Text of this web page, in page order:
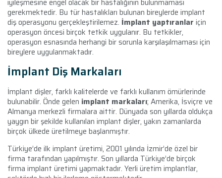
iyileşmesine engel olacak bir hastalığının bulunmaması
gerekmektedir. Bu tür hastalıkları bulunan bireylerde implant
diş operasyonu gerçekleştirilemez. İmplant yaptıranlar için
operasyon öncesi birçok tetkik uygulanır. Bu tetkikler,
operasyon esnasında herhangi bir sorunla karşılaşılmaması için
bireylere uygulanmaktadır.
İmplant Diş Markaları
İmplant dişler, farklı kalitelerde ve farklı kullanım ömürlerinde
bulunabilir. Önde gelen implant markaları; Amerika, İsviçre ve
Almanya merkezli firmalara aittir. Dünyada son yıllarda oldukça
yaygın bir şekilde kullanılan implant dişler, yakın zamanlarda
birçok ülkede üretilmeye başlanmıştır.
Türkiye’de ilk implant üretimi, 2001 yılında İzmir’de özel bir
firma tarafından yapılmıştır. Son yıllarda Türkiye’de birçok
firma implant üretimi yapmaktadır. Yerli üretim implantlar,